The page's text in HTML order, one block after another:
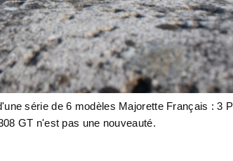
série de 6 modèles Majorette Français : 3
GT n'est pas une nouveauté.